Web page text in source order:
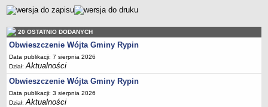
Wyniki naboru na wolne stanowiska urzędnicze
Petycje
Sygnaliści
Galeria
Raporty o stanie dostępności
Wnioski
WŁADZE I STRUKTURA
20 OSTATNIO DODANYCH
Obwieszczenie Wójta Gminy Rypin
Data publikacji: 7 sierpnia 2026
Dział:Aktualności
Obwieszczenie Wójta Gminy Rypin
Data publikacji: 3 sierpnia 2026
Dział:Aktualności